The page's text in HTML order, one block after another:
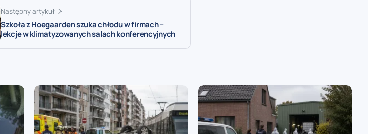
Następny artykuł
Szkoła z Hoegaarden szuka chłodu w firmach –
lekcje w klimatyzowanych salach konferencyjnych